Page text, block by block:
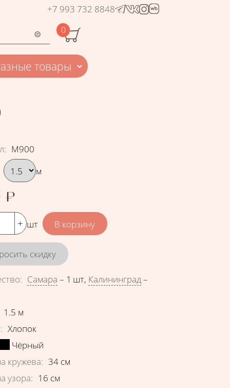
+7 993 732 8848
0
товары
: М900
вариант
м
₽
шт
скидку
: Самара – 1 шт, Калининград–
1.5 м
: Хлопок
Чёрный
кружева: 34 см
узора: 16 см